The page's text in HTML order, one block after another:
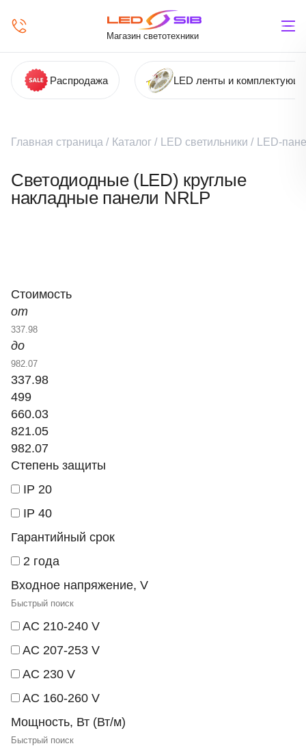
Магазин светотехники
Распродажа LED ленты и
Главная страница / Каталог / LED светильники / LED-
Светодиодные (LED) круглые
накладные панели NRLP
Стоимость
от
до
337.98
499
660.03
821.05
982.07
Степень защиты
IP 20
IP 40
Гарантийный срок
2 года
Входное напряжение, V
AC 210-240 V
AC 207-253 V
AC 230 V
AC 160-260 V
Мощность, Вт (Вт/м)